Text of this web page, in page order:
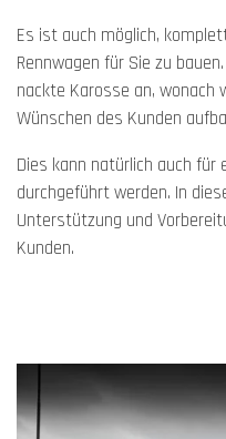
Es ist auch möglich,
Rennwagen für Sie zu
nackte Karosse an, wonach
Wünschen des Kunden
Dies kann natürlich auch für
durchgeführt werden. In
Unterstützung und
Kunden.